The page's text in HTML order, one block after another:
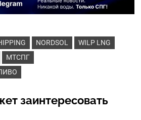
NORDSOL
WILP LNG
МТСПГ
заинтересовать